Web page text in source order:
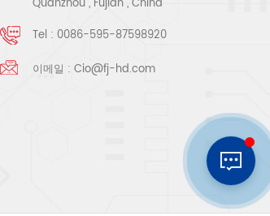
Quanzhou , Fujian , China
Tel : 0086-595-87598920
이메일 :Cio@fj-hd.com